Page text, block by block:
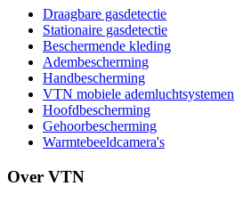
Draagbare gasdetectie
Stationaire gasdetectie
Beschermende kleding
Adembescherming
Handbescherming
VTN mobiele ademluchtsystemen
Hoofdbescherming
Gehoorbescherming
Warmtebeeldcamera's
Over VTN